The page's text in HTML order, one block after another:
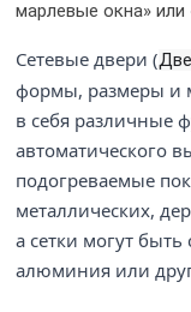
марлевые окна» или
Сетевые двери (
формы, размеры и
в себя различные
автоматического
подогреваемые
металлических,
а сетки могут
алюминия или